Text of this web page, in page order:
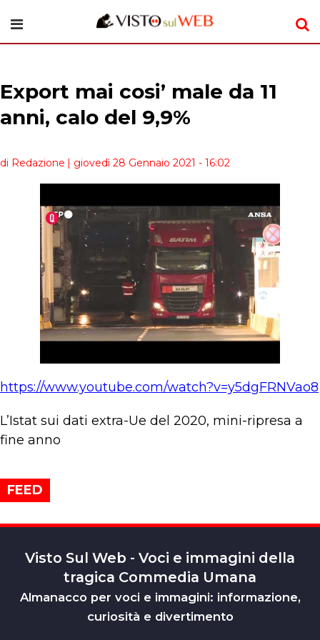
Export mai cosi’ male da 11
anni, calo del 9,9%
di Redazione | giovedì 28 Gennaio 2021 - 16:02
https://www.youtube.com/watch?v=y5dgFRNVao8
L’Istat sui dati extra-Ue del 2020, mini-ripresa a
fine anno
FEED
Visto Sul Web - Voci e immagini della
tragica Commedia Umana
Almanacco per voci e immagini: informazione,
curiosità e divertimento